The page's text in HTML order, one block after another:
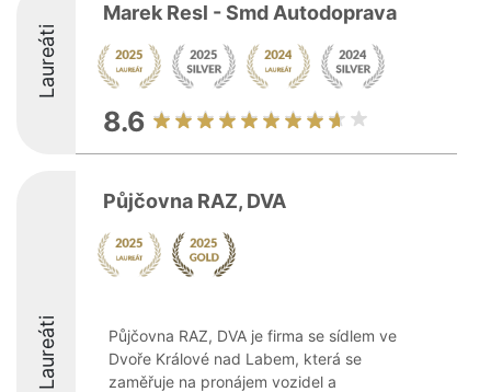
Laureáti
Marek Resl - Smd Autodoprava
8.6
Laureáti
Půjčovna RAZ, DVA
Půjčovna RAZ, DVA je firma se sídlem ve
Dvoře Králové nad Labem, která se
zaměřuje na pronájem vozidel a